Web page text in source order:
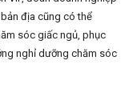
địa cũng có thể
sóc giấc ngủ, phục
nghỉ dưỡng chăm sóc